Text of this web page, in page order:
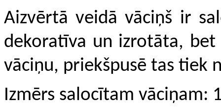
Aizvērtā veidā vāciņš ir
dekoratīva un izrotāta, bet
vāciņu, priekšpusē tas tiek
Izmērs salocītam vāciņam: